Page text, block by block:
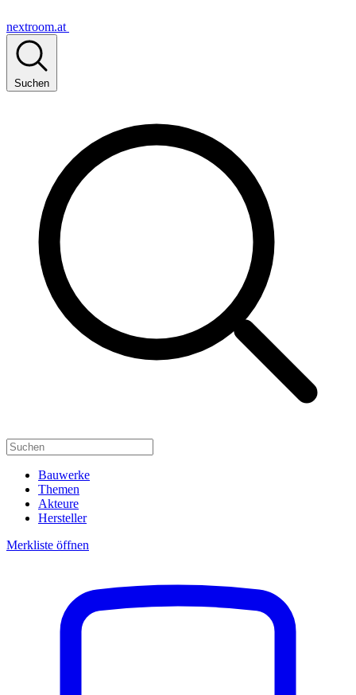
nextroom.at
Suchen
Bauwerke
Themen
Akteure
Hersteller
Merkliste öffnen